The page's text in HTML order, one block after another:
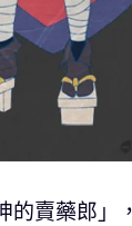
的賣藥郎